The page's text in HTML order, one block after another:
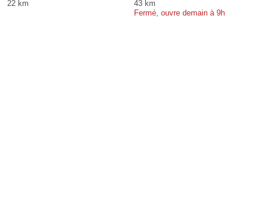
22 km
43 km
Fermé, ouvre demain à 9h